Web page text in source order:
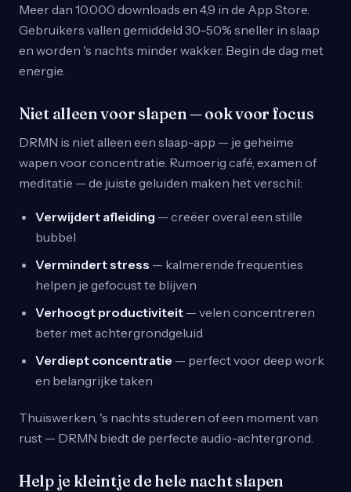
Meer dan 10.000 downloads en 4,9 in de App Store.
Gebruikers vallen gemiddeld 30–50% sneller in slaap
en worden 's nachts minder wakker. Begin de dag met
energie.
Niet alleen voor slapen — ook voor focus
DRMN is niet alleen een slaap-app — je geheime
wapen voor concentratie. Rumoerig café, examen of
meditatie — de juiste geluiden maken het verschil:
Verwijdert afleiding — creëer overal een stille
bubbel
Vermindert stress — kalmerende frequenties
helpen je gefocust te blijven
Verhoogt productiviteit— velen concentreren
beter met achtergrondgeluid
Verdiept concentratie — perfect voor deep work
en belangrijke taken
Thuiswerken, 's nachts studeren of een moment van
rust — DRMN biedt de perfecte audio-achtergrond.
Help je kleintje de hele nacht slapen